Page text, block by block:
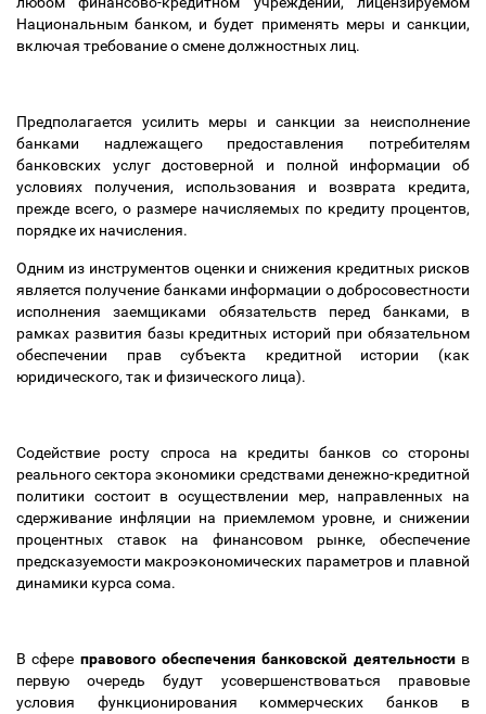
Национальным банком, и будет применять меры и санкции,
включая требование о смене должностных лиц.
Предполагается усилить меры и санкции за неисполнение
банками надлежащего предоставления потребителям
банковских услуг достоверной и полной информации об
условиях получения, использования и возврата кредита,
прежде всего, о размере начисляемых по кредиту процентов,
порядке их начисления.
Одним из инструментов оценки и снижения кредитных рисков
является получение банками информации о добросовестности
исполнения заемщиками обязательств перед банками, в
рамках развития базы кредитных историй при обязательном
обеспечении прав субъекта кредитной истории (как
юридического, так и физического лица).
Содействие росту спроса на кредиты банков со стороны
реального сектора экономики средствами денежно-кредитной
политики состоит в осуществлении мер, направленных на
сдерживание инфляции на приемлемом уровне, и снижении
процентных ставок на финансовом рынке, обеспечение
предсказуемости макроэкономических параметров и плавной
динамики курса сома.
В сфере правового обеспечения банковской деятельности в
первую очередь будут усовершенствоваться правовые
условия функционирования коммерческих банков в